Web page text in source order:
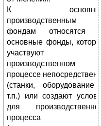
К
производственным
фондам относятся
основные фонды,
участвуют
производственном
процессе
(станки, оборудование
т.п.) или создают
для
процесса